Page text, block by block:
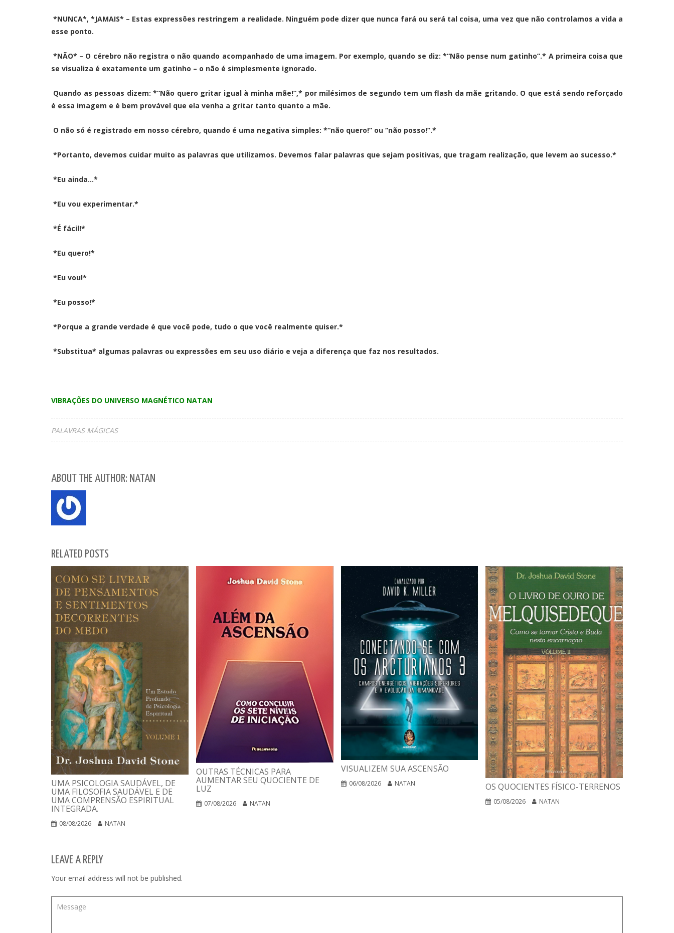
*NUNCA*, *JAMAIS* – Estas expressões restringem a realidade. Ninguém pode dizer que nunca fará ou será tal coisa, uma vez que não controlamos a vida a
esse ponto.
*NÃO* – O cérebro não registra o não quando acompanhado de uma imagem. Por exemplo, quando se diz: *“Não pense num gatinho”.* A primeira coisa que
se visualiza é exatamente um gatinho – o não é simplesmente ignorado.
Quando as pessoas dizem: *“Não quero gritar igual à minha mãe!”,* por milésimos de segundo tem um flash da mãe gritando. O que está sendo reforçado
é essa imagem e é bem provável que ela venha a gritar tanto quanto a mãe.
O não só é registrado em nosso cérebro, quando é uma negativa simples: *“não quero!” ou “não posso!”.*
*Portanto, devemos cuidar muito as palavras que utilizamos. Devemos falar palavras que sejam positivas, que tragam realização, que levem ao sucesso.*
*Eu ainda…*
*Eu vou experimentar.*
*É fácil!*
*Eu quero!*
*Eu vou!*
*Eu posso!*
*Porque a grande verdade é que você pode, tudo o que você realmente quiser.*
*Substitua* algumas palavras ou expressões em seu uso diário e veja a diferença que faz nos resultados.
VIBRAÇÕES DO UNIVERSO MAGNÉTICO NATAN
PALAVRAS MÁGICAS
ABOUT THE AUTHOR: NATAN
RELATED POSTS
UMA PSICOLOGIA SAUDÁVEL, DE
UMA FILOSOFIA SAUDÁVEL E DE
UMA COMPRENSÃO ESPIRITUAL
INTEGRADA.
08/08/2026 NATAN
OUTRAS TÉCNICAS PARA
AUMENTAR SEU QUOCIENTE DE
LUZ
07/08/2026 NATAN
VISUALIZEM SUA ASCENSÃO
06/08/2026 NATAN OS QUOCIENTES FÍSICO-TERRENOS
05/08/2026 NATAN
LEAVE A REPLY
Your email address will not be published.